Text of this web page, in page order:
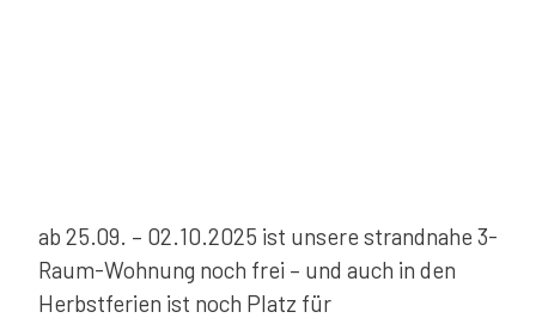
ab 25.09. – 02.10.2025 ist unsere strandnahe 3-
Raum-Wohnung noch frei – und auch in den
Herbstferien ist noch Platz für